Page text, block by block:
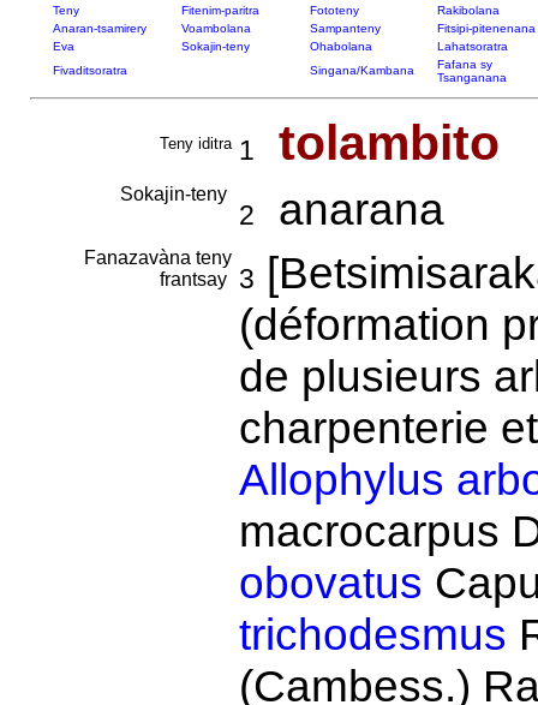
Teny Fitenim-paritra Fototeny
Rakibolana
Anaran-tsamirery
Voambolana Sampanteny
Fitsipi-pitenenana
Eva
Sokajin-teny Ohabolana
Lahatsoratra
Fivaditsoratra
Singana/Kambana
Fafana sy
Tsanganana
Teny iditra 1 tolambito
Sokajin-teny
2 anarana
Fanazavàna teny
frantsay
3
(déformation
de plusieurs
charpenterie
Allophylus
macrocarpus
obovatus
trichodesmus
(Cambess.)